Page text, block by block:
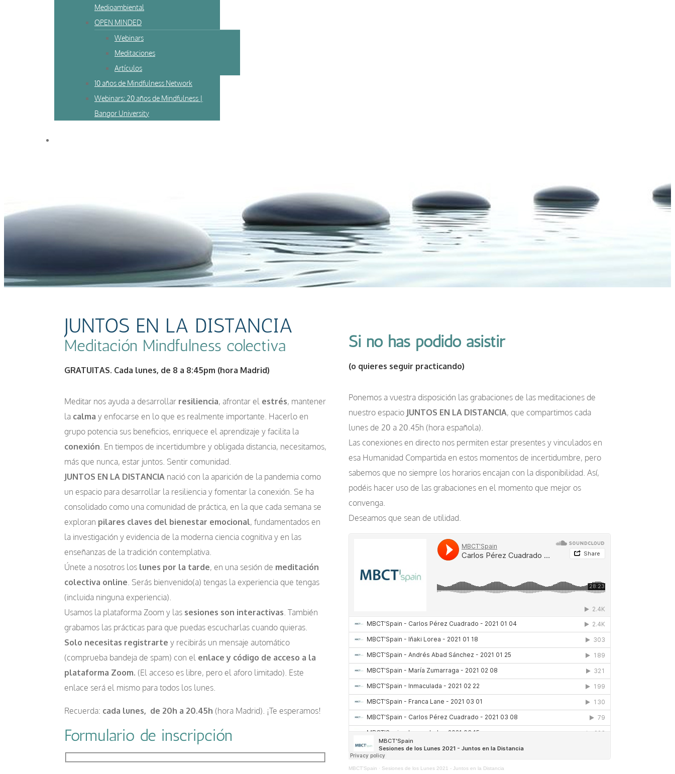
Medioambiental
OPEN MINDED
Webinars
Meditaciones
Artículos
10 años de Mindfulness Network
Webinars: 20 años de Mindfulness |
Bangor University
JUNTOS EN LA DISTANCIA
Meditación Mindfulness colectiva
GRATUITAS. Cada lunes, de 8 a 8:45pm (hora Madrid)
Meditar nos ayuda a desarrollar resiliencia, afrontar el estrés, mantener
la calma y enfocarse en lo que es realmente importante. Hacerlo en
grupo potencia sus beneficios, enriquece el aprendizaje y facilita la
conexión. En tiempos de incertidumbre y obligada distancia, necesitamos,
más que nunca, estar juntos. Sentir comunidad.
JUNTOS EN LA DISTANCIA nació con la aparición de la pandemia como
un espacio para desarrollar la resiliencia y fomentar la conexión. Se ha
consolidado como una comunidad de práctica, en la que cada semana se
exploran pilares claves del bienestar emocional, fundamentados en
la investigación y evidencia de la moderna ciencia cognitiva y en las
enseñanzas de la tradición contemplativa.
Únete a nosotros los lunes por la tarde, en una sesión de meditación
colectiva online. Serás bienvenido(a) tengas la experiencia que tengas
(incluida ninguna experiencia).
Usamos la plataforma Zoom y las sesiones son interactivas. También
grabamos las prácticas para que puedas escucharlas cuando quieras.
Solo necesitas registrarte y recibirás un mensaje automático
(comprueba bandeja de spam) con el enlace y código de acceso a la
plataforma Zoom. (El acceso es libre, pero el aforo limitado). Este
enlace será el mismo para todos los lunes.
Recuerda: cada lunes, de 20h a 20.45h (hora Madrid). ¡Te esperamos!
Formulario de inscripción
Si no has podido asistir
(o quieres seguir practicando)
Ponemos a vuestra disposición las grabaciones de las meditaciones de
nuestro espacio JUNTOS EN LA DISTANCIA, que compartimos cada
lunes de 20 a 20.45h (hora española).
Las conexiones en directo nos permiten estar presentes y vinculados en
esa Humanidad Compartida en estos momentos de incertidumbre, pero
sabemos que no siempre los horarios encajan con la disponibilidad. Así,
podéis hacer uso de las grabaciones en el momento que mejor os
convenga.
Deseamos que sean de utilidad.
MBCT'Spain · Sesiones de los Lunes 2021 - Juntos en la Distancia